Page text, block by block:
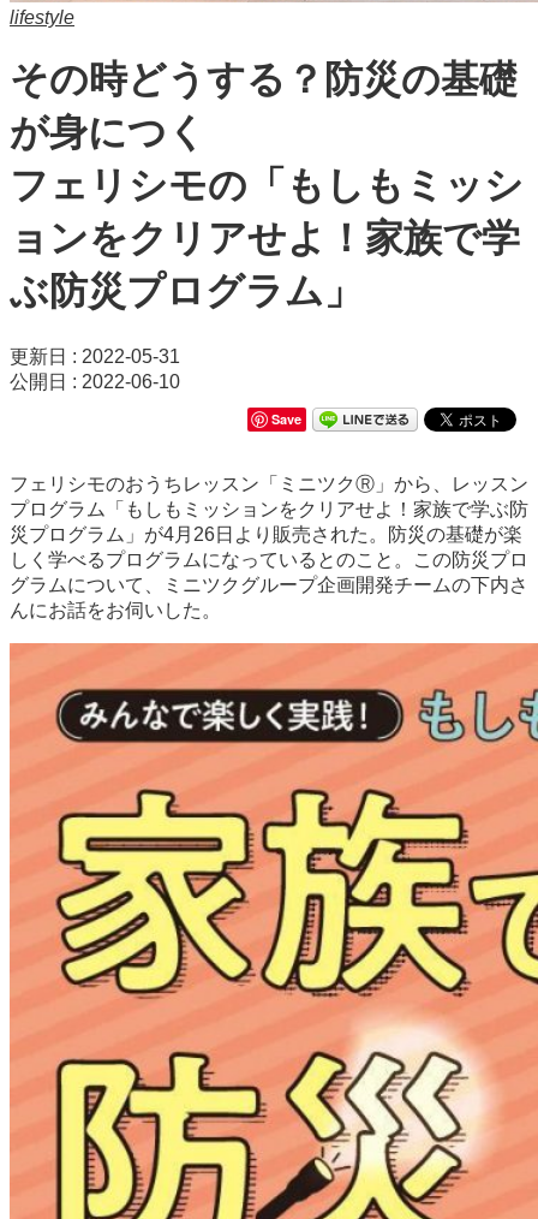
lifestyle
その時どうする？防災の基礎
が身につく
フェリシモの「もしもミッシ
ョンをクリアせよ！家族で学
ぶ防災プログラム」
更新日 : 2022-05-31
公開日 : 2022-06-10
Save
フェリシモのおうちレッスン「ミニツクⓇ」から、レッスン
プログラム「もしもミッションをクリアせよ！家族で学ぶ防
災プログラム」が4月26日より販売された。防災の基礎が楽
しく学べるプログラムになっているとのこと。この防災プロ
グラムについて、ミニツクグループ企画開発チームの下内さ
んにお話をお伺いした。